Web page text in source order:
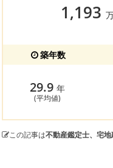
1,193
築年数
29.9 年
(平均値)
この記事は不動産鑑定士、宅